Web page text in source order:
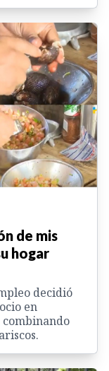
de mis
hogar
decidió
en